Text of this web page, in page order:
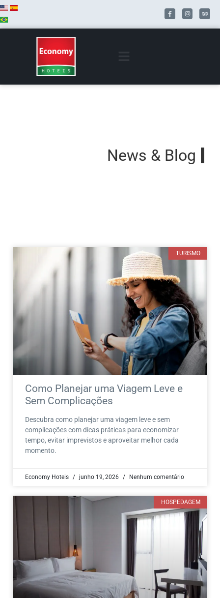
News & Blog
TURISMO
Como Planejar uma Viagem Leve e
Sem Complicações
Descubra como planejar uma viagem leve e sem
complicações com dicas práticas para economizar
tempo, evitar imprevistos e aproveitar melhor cada
momento.
Economy Hoteis junho 19, 2026 Nenhum comentário
HOSPEDAGEM